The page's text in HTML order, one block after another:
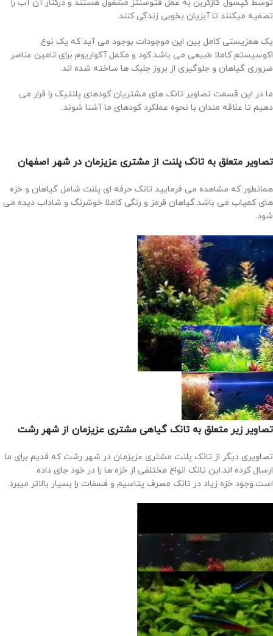
توسط کپسول گازکربن به عمل فتوسنتز مشغول هستند و درکنار آن آب را
تصفیه میکنند تا آبزیان بخوبی زندگی کنند.
یک همزیستی کامل بین این موجودات بوجود می آید که یک نوع
اکوسیستم کاملا طبیعی می باشد.کود و مکمل آکواریوم برای تامین عناصر
ضروری گیاهان و جلوگیری از بروز جلبک ها ساخته شده اند.
ما در این قسمت تصاویر تانک های مشتریان کودهای پلنتیک را قرار می
دهیم تا علاقه مندان با نحوه عملکرد کودهای ما آشنا شوند.
تصاویر متعلق به تانک پلنت از مشتری عزیزمان در شهر اصفهان
همانطور که مشاهده می فرمایید تانک حرفه ای پلنت شامل گیاهان و خزه
های کمیاب می باشد.گیاهان قرمز و رنگی کاملا خوشرنگ و شاداب دیده می
شود.
تصاویر زیر متعلق به تانک گیاهی مشتری عزیزمان از شهر رشت
تصاویری دیگر از تانک پلنت مشتری عزیزمان در شهر رشت که قدیم برای ما
ارسال کرده اند.این تانک انواع مختلفی از خزه ها را در خود جای داده
است.وجود خزه زیاد در تانک مصرف پتاسیم و فسفات را بسیار بالاتر میبرد.